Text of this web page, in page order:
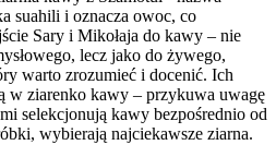
suahili i oznacza owoc, co
Sary i Mikołaja do kawy – nie
lecz jako do żywego,
warto zrozumieć i docenić. Ich
w ziarenko kawy – przykuwa uwagę
selekcjonują kawy bezpośrednio od
wybierają najciekawsze ziarna.